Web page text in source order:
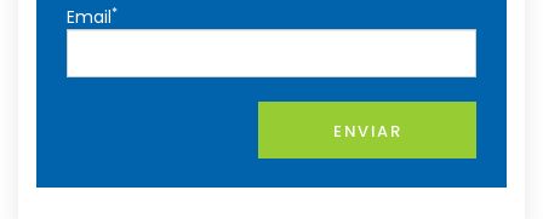
Email*
ENVIAR